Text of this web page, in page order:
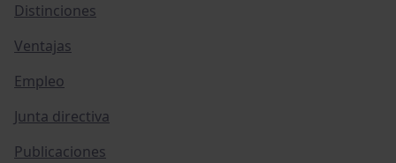
Distinciones
Ventajas
Empleo
Junta directiva
Publicaciones